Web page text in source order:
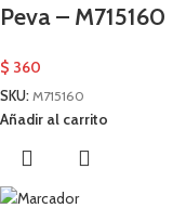
Peva – M715160
$ 360
SKU: M715160
Añadir al carrito